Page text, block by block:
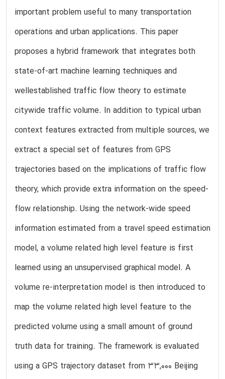
important problem useful to many transportation
operations and urban applications. This paper
proposes a hybrid framework that integrates both
state-of-art machine learning techniques and
wellestablished traffic flow theory to estimate
citywide traffic volume. In addition to typical urban
context features extracted from multiple sources, we
extract a special set of features from GPS
trajectories based on the implications of traffic flow
theory, which provide extra information on the speed-
flow relationship. Using the network-wide speed
information estimated from a travel speed estimation
model, a volume related high level feature is first
learned using an unsupervised graphical model. A
volume re-interpretation model is then introduced to
map the volume related high level feature to the
predicted volume using a small amount of ground
truth data for training. The framework is evaluated
using a GPS trajectory dataset from 33,000 Beijing